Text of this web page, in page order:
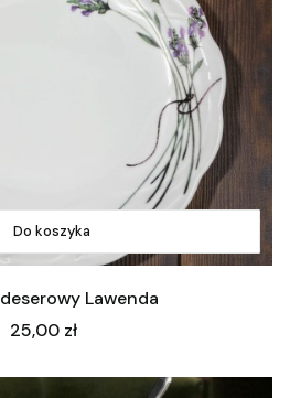
Do koszyka
Lawenda
Cena
25,00 zł